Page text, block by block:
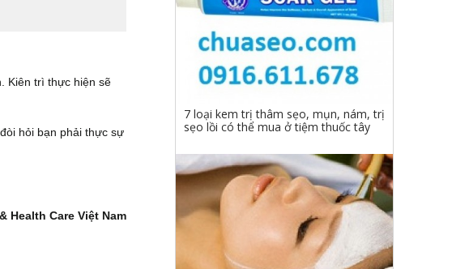
Kiên trì thực hiện sẽ
hỏi bạn phải thực sự
Health Care Việt Nam
7 loại kem trị thâm sẹo, mụn, nám, trị
sẹo lồi có thể mua ở tiệm thuốc tây